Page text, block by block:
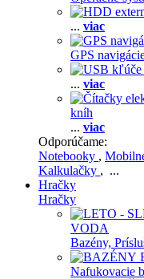
... viac
GPS
... viac
kníh
... viac
Odporúčame:
Notebooky ,
Kalkulačky , ...
Hračky
Hračky
VODA
Bazény,
Nafukovacie